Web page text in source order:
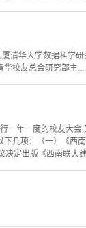
清华大学数据科学
华校友总会研究部主...
一年一度的校友大
几项：（一）《西
定出版《西南联